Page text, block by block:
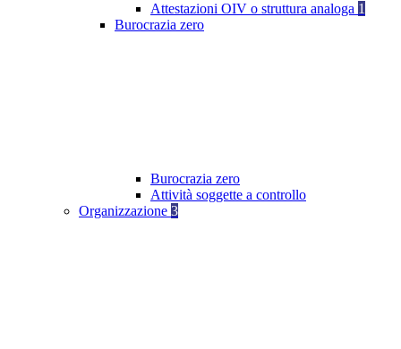
Attestazioni OIV o struttura analoga 1
Burocrazia zero
Burocrazia zero
Attività soggette a controllo
Organizzazione 3